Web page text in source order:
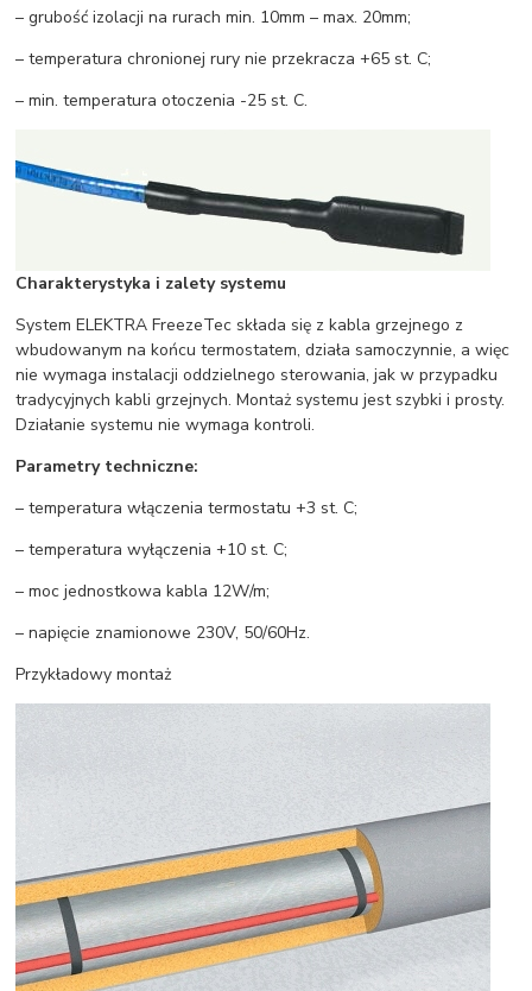
– grubość izolacji na rurach min. 10mm – max. 20mm;
– temperatura chronionej rury nie przekracza +65 st. C;
– min. temperatura otoczenia -25 st. C.
Charakterystyka i zalety systemu
System ELEKTRA FreezeTec składa się z kabla grzejnego z
wbudowanym na końcu termostatem, działa samoczynnie, a więc
nie wymaga instalacji oddzielnego sterowania, jak w przypadku
tradycyjnych kabli grzejnych. Montaż systemu jest szybki i prosty.
Działanie systemu nie wymaga kontroli.
Parametry techniczne:
– temperatura włączenia termostatu +3 st. C;
– temperatura wyłączenia +10 st. C;
– moc jednostkowa kabla 12W/m;
– napięcie znamionowe 230V, 50/60Hz.
Przykładowy montaż